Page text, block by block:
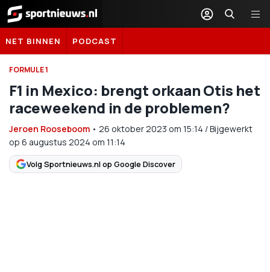
Sportnieuws.nl
NET BINNEN PODCAST
FORMULE 1
F1 in Mexico: brengt orkaan Otis het
raceweekend in de problemen?
Jeroen Rooseboom • 26 oktober 2023 om 15:14 /Bijgewerkt
op 6 augustus 2024 om 11:14
Volg Sportnieuws.nl op Google Discover